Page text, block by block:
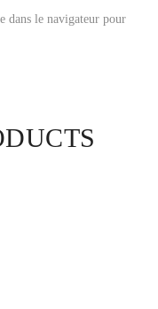
dans le navigateur pour